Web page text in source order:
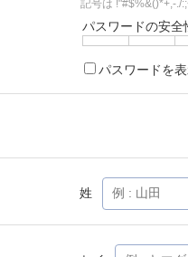
記号は !"#$%&()*+,-./
パスワードの安全
パスワードを
姓